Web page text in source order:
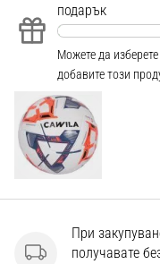
играчи,
…
Покажи
всички
статии
подарък
Можете да
добавите този
При
получавате